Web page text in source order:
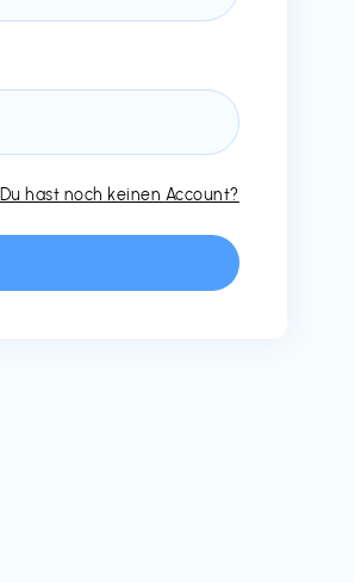
Du hast noch keinen Account?